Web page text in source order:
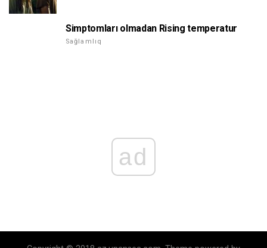
Simptomları olmadan Rising temperatur
Sağlamlıq
ad